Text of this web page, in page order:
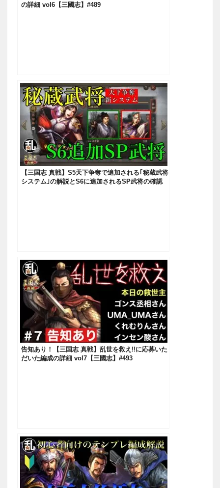
の詳細 vol6【三國志】#489
【三国志 真戦】S5天下争奪で追加される｢秘蔵武将
システム｣の解説とS6に追加されるSP武将の確認
告知あり！【三国志 真戦】乱世を救え!!に応募いた
だいた編成の詳細 vol7【三國志】#493